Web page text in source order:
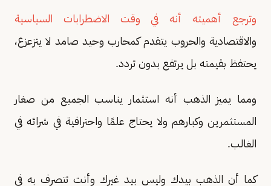
وترجع أهميته أنه في وقت الاضطرابات السياسية
والاقتصادية والحروب يتقدم كمحارب وحيد صامد لا يتزعزع،
يحتفظ بقيمته بل يرتفع بدون تردد.
ومما يميز الذهب أنه استثمار يناسب الجميع من صغار
المستثمرين وكبارهم ولا يحتاج علمًا واحترافية في شرائه في
الغالب.
كما أن الذهب بيدك وليس بيد غيرك وأنت تتصرف به في